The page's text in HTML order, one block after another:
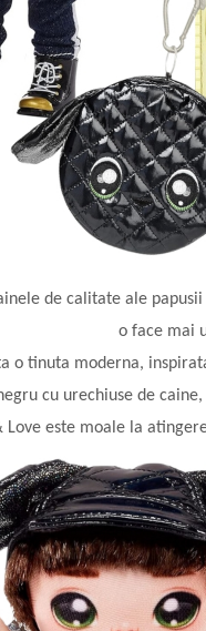
de calitate ale papusii
o face mai
o tinuta moderna,
cu urechiuse de
Love este moale la